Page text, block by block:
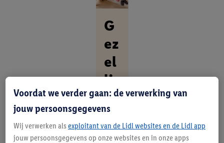
G
ez
el
li
g.
St
ijl
Voordat we verder gaan: de verwerking van
jouw persoonsgegevens
Wij verwerken als exploitant van de Lidl websites en de Lidl app
jouw persoonsgegevens op onze websites en in onze apps